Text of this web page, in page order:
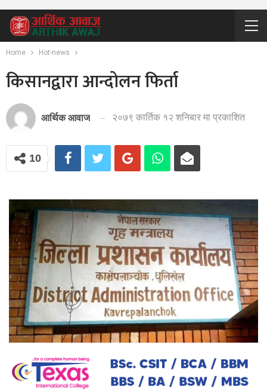
Home Hot-news
किसानद्वारा आन्दोलन फिर्ता
आर्थिक आवाज २०७९ कार्तिक १२ शनिबार मा प्रकाशित
10